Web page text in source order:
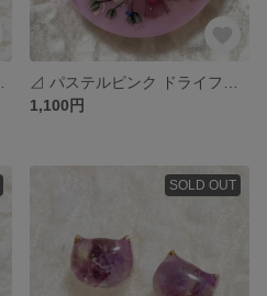
1,100円
SOLD OUT